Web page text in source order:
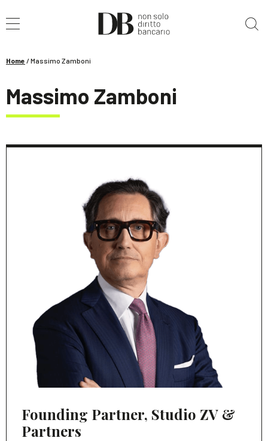
Home /Massimo Zamboni
Massimo Zamboni
Founding Partner, Studio ZV &
Partners